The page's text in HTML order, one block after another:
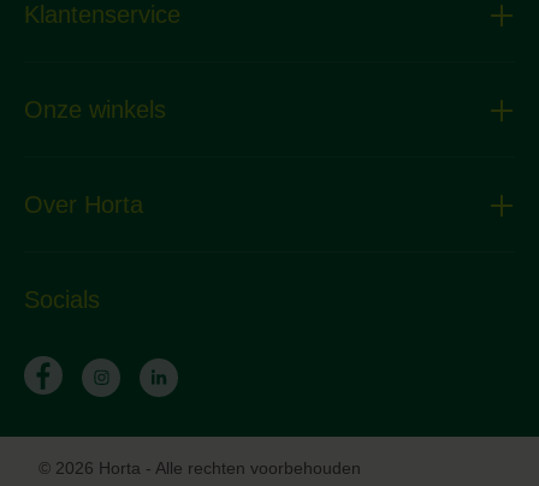
Klantenservice
Onze winkels
Over Horta
Socials
© 2026 Horta - Alle rechten voorbehouden